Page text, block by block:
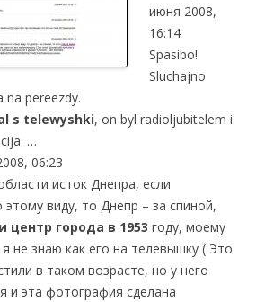
июня 2008,
16:14
Spasibo!
Sluchajno
na pereezdy.
s telewyshki, on byl radioljubitelem i
…
06:23
исток Днепра, если
виду, то Днепр – за спиной,
центр города в 1953 году, моему
не знаю как его на телевышку ( Это
в таком возрасте, но у него
и эта фотография сделана